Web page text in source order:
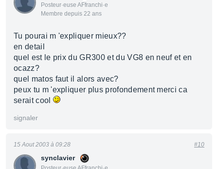
Posteur·euse AFfranchi·e
Membre depuis 22 ans
Tu pourai m 'expliquer mieux??
en detail
quel est le prix du GR300 et du VG8 en neuf et en
ocazz?
quel matos faut il alors avec?
peux tu m 'expliquer plus profondement merci ca
serait cool
signaler
synclavier
15 Aout 2003 à 09:28 #10